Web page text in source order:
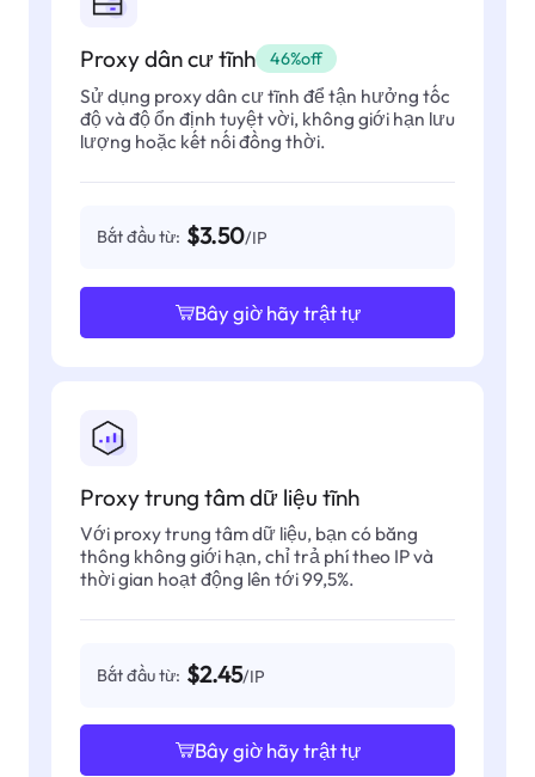
Proxy dân cư tĩnh 46%off
Sử dụng proxy dân cư tĩnh để tận hưởng tốc
độ và độ ổn định tuyệt vời, không giới hạn lưu
lượng hoặc kết nối đồng thời.
Bắt đầu từ: $3.50/IP
Bây giờ hãy trật tự
Proxy trung tâm dữ liệu tĩnh
Với proxy trung tâm dữ liệu, bạn có băng
thông không giới hạn, chỉ trả phí theo IP và
thời gian hoạt động lên tới 99,5%.
Bắt đầu từ: $2.45/IP
Bây giờ hãy trật tự